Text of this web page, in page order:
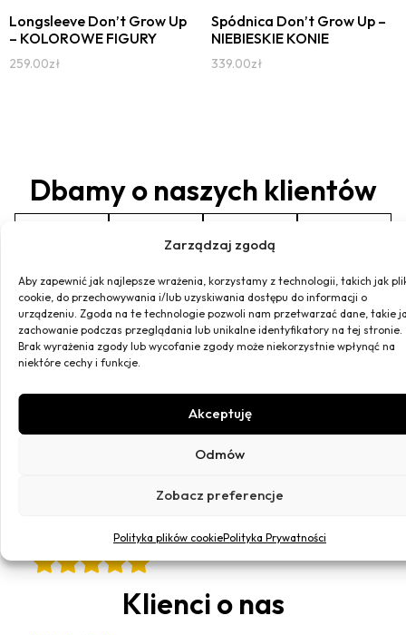
Zarządzaj zgodą
Aby zapewnić jak najlepsze wrażenia, korzystamy z technologii, takich jak
cookie, do przechowywania i/lub uzyskiwania dostępu do informacji o
urządzeniu. Zgoda na te technologie pozwoli nam przetwarzać dane, takie
zachowanie podczas przeglądania lub unikalne identyfikatory na tej stronie.
Brak wyrażenia zgody lub wycofanie zgody może niekorzystnie wpłynąć na
niektóre cechy i funkcje.
Akceptuję
Odmów
Zobacz preferencje
Polityka plików cookiePolityka Prywatności
Longsleeve Don’t Grow Up
– KOLOROWE FIGURY
259.00zł
Spódnica Don’t Grow Up –
NIEBIESKIE KONIE
339.00zł
Dbamy o naszych klientów
Szyjemy
dla
Ciebie
Z
o detale
Darmowa
dostawa
Darmowa
dostawa
Miła
obsługa
konkretnie
płatności
Przelewy24
Klienci o nas